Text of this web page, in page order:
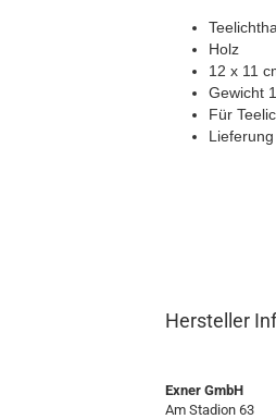
Holz
12 x 11
Gewicht
Für
Hersteller
Exner GmbH
Am Stadion 63